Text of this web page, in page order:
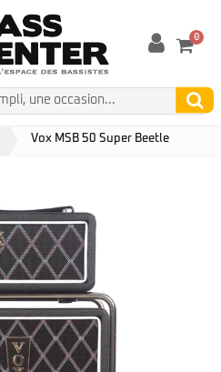
0
Vox MSB 50 Super Beetle